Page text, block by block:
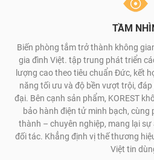
TẦM
Biến phòng tắm trở thành không
gia đình Việt. tập trung phát triển
lượng cao theo tiêu chuẩn Đức, kết
năng tối ưu và độ bền vượt trội,
đại. Bên cạnh sản phẩm, KOREST
bảo hành điện tử minh bạch, cùng
thành – chuyên nghiệp, mang lại
đối tác. Khẳng định vị thế thương
Việt tin